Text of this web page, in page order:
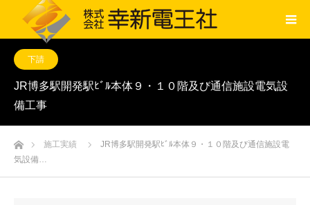
下請
JR博多駅開発駅ﾋﾞﾙ本体９・１０階及び通信施設電気設
備工事
ホーム施工実績
JR博多駅開発駅ﾋﾞﾙ本体９・１０階及び通信施設電
気設備…